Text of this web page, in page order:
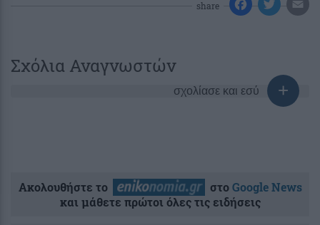
share
Σχόλια Αναγνωστών
σχολίασε και εσύ
Ακολουθήστε το στοGoogle News
και μάθετε πρώτοι όλες τις ειδήσεις